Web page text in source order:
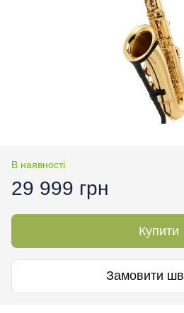
В наявності
29 999 грн
Купити
Замовити